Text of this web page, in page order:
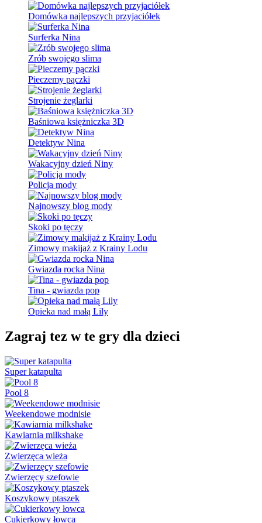
Domówka najlepszych przyjaciółek
Surferka Nina
Zrób swojego slima
Pieczemy pączki
Strojenie żeglarki
Baśniowa księżniczka 3D
Detektyw Nina
Wakacyjny dzień Niny
Policja mody
Najnowszy blog mody
Skoki po tęczy
Zimowy makijaż z Krainy Lodu
Gwiazda rocka Nina
Tina - gwiazda pop
Opieka nad małą Lily
Zagraj tez w te gry dla dzieci
Super katapulta
Pool 8
Weekendowe modnisie
Kawiarnia milkshake
Zwierzęca wieża
Zwierzęcy szefowie
Koszykowy ptaszek
Cukierkowy łowca